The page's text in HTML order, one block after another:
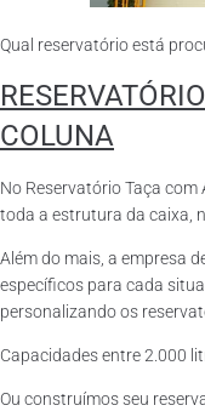
Qual reservatório está
COLUNA
No Reservatório Taça
toda a estrutura da caixa,
Além do mais, a empresa
específicos para cada
personalizando os
Capacidades entre 2.000
Ou construímos seu